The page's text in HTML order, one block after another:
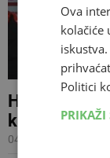
HMRK
klupu
04.01.2019 18:34
Ova
kolačiće
Politici
PRIKAŽI